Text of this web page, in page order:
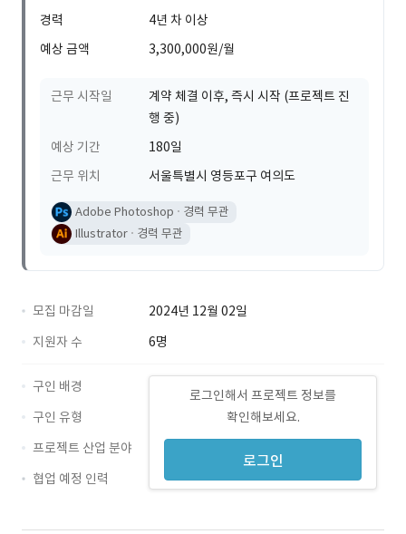
경력
4년 차 이상
예상 금액
3,300,000원/월
근무 시작일
계약 체결 이후, 즉시 시작 (프로젝트 진
행 중)
예상 기간
180일
근무 위치
서울특별시 영등포구 여의도
Adobe Photoshop
경력 무관
Illustrator
경력 무관
모집 마감일
2024년 12월 02일
지원자 수
6명
로그인해서 프로젝트 정보를
확인해보세요.
로그인
구인 배경
구인 유형
프로젝트 산업 분야
협업 예정 인력